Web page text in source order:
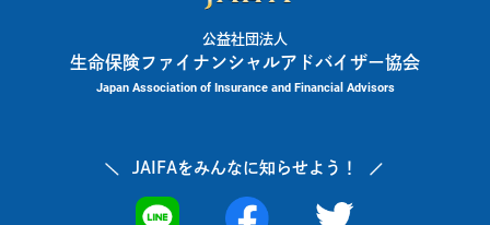
公益社団法人
生命保険ファイナンシャルアドバイザー協会
Japan Association of Insurance and Financial Advisors
JAIFAをみんなに知らせよう！